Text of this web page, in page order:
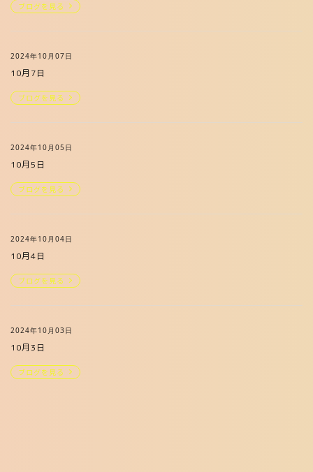
ブログを見る
10月7日
2024年10月07日
ブログを見る
10月5日
2024年10月05日
ブログを見る
10月4日
2024年10月04日
ブログを見る
10月3日
2024年10月03日
ブログを見る